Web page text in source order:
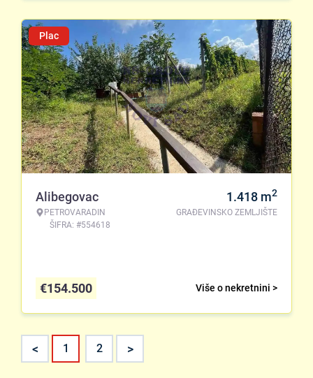
Plac
Alibegovac
PETROVARADIN
ŠIFRA: #554618
1.418 m2
GRAĐEVINSKO ZEMLJIŠTE
Više o nekretnini >
€154.500
< 1 2 >